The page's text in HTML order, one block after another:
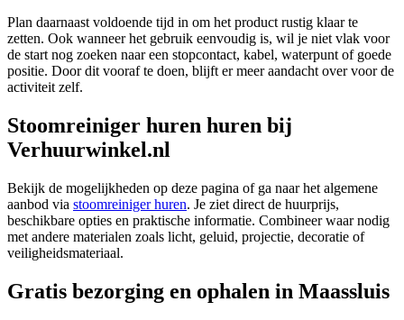
Plan daarnaast voldoende tijd in om het product rustig klaar te
zetten. Ook wanneer het gebruik eenvoudig is, wil je niet vlak voor
de start nog zoeken naar een stopcontact, kabel, waterpunt of goede
positie. Door dit vooraf te doen, blijft er meer aandacht over voor de
activiteit zelf.
Stoomreiniger huren huren bij
Verhuurwinkel.nl
Bekijk de mogelijkheden op deze pagina of ga naar het algemene
aanbod via stoomreiniger huren. Je ziet direct de huurprijs,
beschikbare opties en praktische informatie. Combineer waar nodig
met andere materialen zoals licht, geluid, projectie, decoratie of
veiligheidsmateriaal.
Gratis bezorging en ophalen in Maassluis